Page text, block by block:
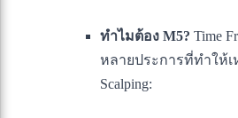
ทำไมต้อง M5? Time
หลายประการที่ทำให้
Scalping: